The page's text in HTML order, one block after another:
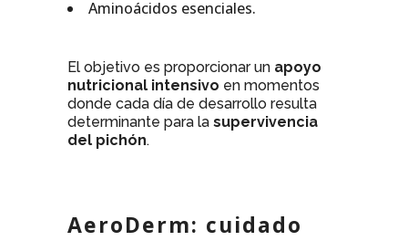
Aminoácidos esenciales.
El objetivo es proporcionar un apoyo
nutricional intensivo en momentos
donde cada día de desarrollo resulta
determinante para la supervivencia
del pichón.
AeroDerm: cuidado